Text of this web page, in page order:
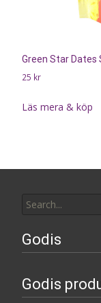
Green Star Dates
25 kr
Läs mera & köp
for:
Godis
Godis